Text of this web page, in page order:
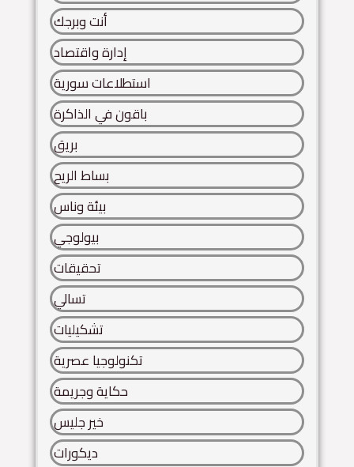
أنت وبرجك
إدارة واقتصاد
استطلاعات سورية
باقون في الذاكرة
بريق
بساط الريح
بيئة وناس
بيولوجي
تحقيقات
تسالي
تشكيليات
تكنولوجيا عصرية
حكاية وجريمة
خير جليس
ديكورات